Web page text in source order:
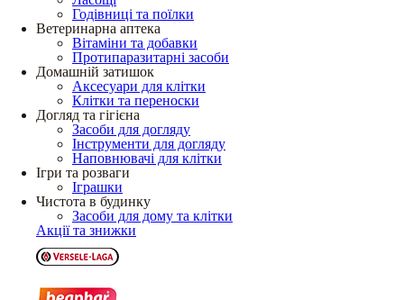
Годівниці та поїлки
Ветеринарна аптека
Вітаміни та добавки
Протипаразитарні засоби
Домашній затишок
Аксесуари для клітки
Клітки та переноски
Догляд та гігієна
Засоби для догляду
Інструменти для догляду
Наповнювачі для клітки
Ігри та розваги
Іграшки
Чистота в будинку
Засоби для дому та клітки
Акції та знижки